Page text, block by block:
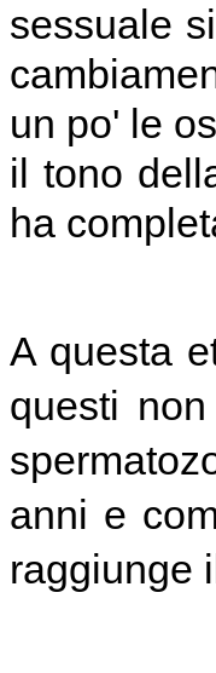
sessuale
un po' le
il tono
ha
A questa
questi
anni e
raggiunge